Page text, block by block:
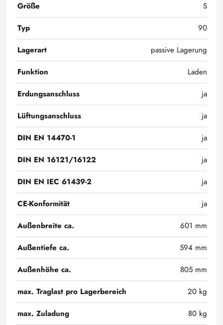
Größe
S
Typ
90
Lagerart
passive Lagerung
Funktion
Laden
Erdungsanschluss
ja
Lüftungsanschluss
ja
DIN EN 14470-1
ja
DIN EN 16121/16122
ja
DIN EN IEC 61439-2
ja
CE-Konformität
ja
Außenbreite ca.
601 mm
Außentiefe ca.
594 mm
Außenhöhe ca.
805 mm
max. Traglast pro Lagerbereich
20 kg
max. Zuladung
80 kg